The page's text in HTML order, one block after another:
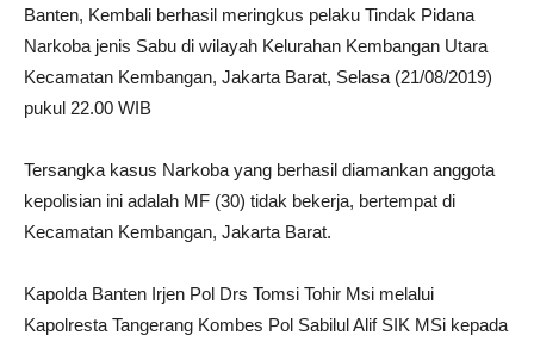
Banten, Kembali berhasil meringkus pelaku Tindak Pidana
Narkoba jenis Sabu di wilayah Kelurahan Kembangan Utara
Kecamatan Kembangan, Jakarta Barat, Selasa (21/08/2019)
pukul 22.00 WIB
Tersangka kasus Narkoba yang berhasil diamankan anggota
kepolisian ini adalah MF (30) tidak bekerja, bertempat di
Kecamatan Kembangan, Jakarta Barat.
Kapolda Banten Irjen Pol Drs Tomsi Tohir Msi melalui
Kapolresta Tangerang Kombes Pol Sabilul Alif SIK MSi kepada